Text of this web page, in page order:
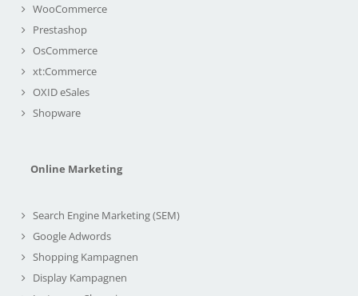
WooCommerce
Prestashop
OsCommerce
xt:Commerce
OXID eSales
Shopware
Online Marketing
Search Engine Marketing (SEM)
Google Adwords
Shopping Kampagnen
Display Kampagnen